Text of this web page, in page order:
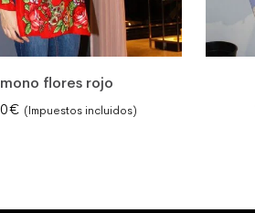
flores rojo
€ (Impuestos incluidos)